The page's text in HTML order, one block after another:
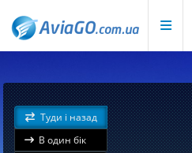
Туди і назад
В один бік